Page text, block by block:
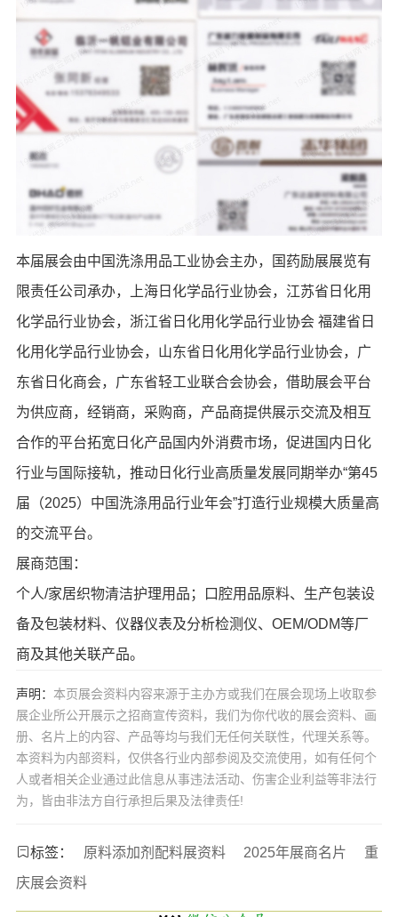
本届展会由中国洗涤用品工业协会主办，国药励展展览有
限责任公司承办，上海日化学品行业协会，江苏省日化用
化学品行业协会，浙江省日化用化学品行业协会 福建省日
化用化学品行业协会，山东省日化用化学品行业协会，广
东省日化商会，广东省轻工业联合会协会，借助展会平台
为供应商，经销商，采购商，产品商提供展示交流及相互
合作的平台拓宽日化产品国内外消费市场，促进国内日化
行业与国际接轨，推动日化行业高质量发展同期举办“第45
届（2025）中国洗涤用品行业年会”打造行业规模大质量高
的交流平台。
展商范围：
个人/家居织物清洁护理用品；口腔用品原料、生产包装设
备及包装材料、仪器仪表及分析检测仪、OEM/ODM等厂
商及其他关联产品。
声明： 本页展会资料内容来源于主办方或我们在展会现场上收取参
展企业所公开展示之招商宣传资料，我们为你代收的展会资料、画
册、名片上的内容、产品等均与我们无任何关联性，代理关系等。
本资料为内部资料，仅供各行业内部参阅及交流使用，如有任何个
人或者相关企业通过此信息从事违法活动、伤害企业利益等非法行
为，皆由非法方自行承担后果及法律责任!
标签： 原料添加剂配料展资料 2025年展商名片
重
庆展会资料